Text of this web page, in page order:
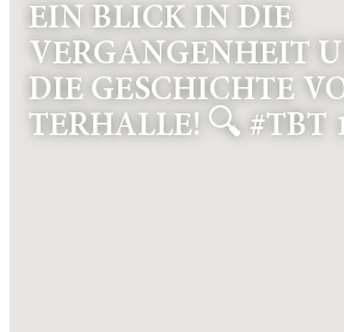
EIN BLICK IN DIE
VERGANGENHEIT
DIE GESCHICHTE
TERHALLE! 🔍 #TBT